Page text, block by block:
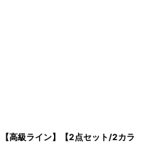
【高級ライン】【2点セット/2カラ